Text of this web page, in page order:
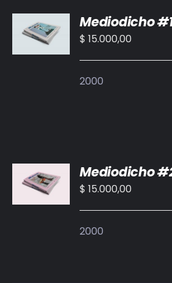
AL
CARRITO
/
Mediodicho
$ 15.000,00
2000
AL
CARRITO
/
Mediodicho
$ 15.000,00
2000